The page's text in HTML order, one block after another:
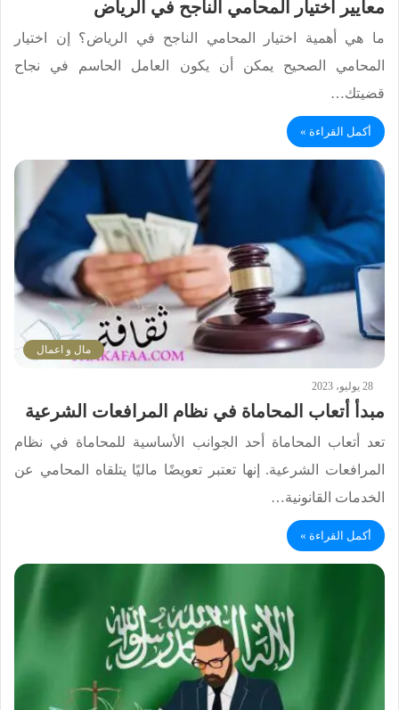
معايير اختيار المحامي الناجح في الرياض
ما هي أهمية اختيار المحامي الناجح في الرياض؟ إن اختيار
المحامي الصحيح يمكن أن يكون العامل الحاسم في نجاح
قضيتك…
أكمل القراءة »
مال و اعمال
28 يوليو، 2023
مبدأ أتعاب المحاماة في نظام المرافعات الشرعية
تعد أتعاب المحاماة أحد الجوانب الأساسية للمحاماة في نظام
المرافعات الشرعية. إنها تعتبر تعويضًا ماليًا يتلقاه المحامي عن
الخدمات القانونية…
أكمل القراءة »